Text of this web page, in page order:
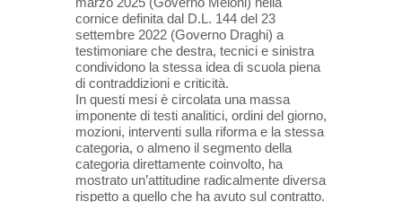
cornice definita dal D.L. 144 del 23
settembre 2022 (Governo Draghi) a
testimoniare che destra, tecnici e sinistra
condividono la stessa idea di scuola piena
di contraddizioni e criticità.
In questi mesi è circolata una massa
imponente di testi analitici, ordini del giorno,
mozioni, interventi sulla riforma e la stessa
categoria, o almeno il segmento della
categoria direttamente coinvolto, ha
mostrato un’attitudine radicalmente diversa
rispetto a quello che ha avuto sul contratto.